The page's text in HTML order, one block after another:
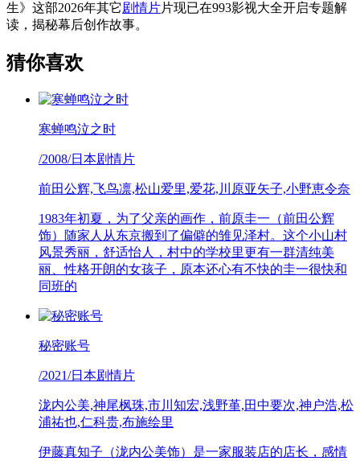
生》这部2026年其它剧情片片现已在993影视大全开启专题解
读，揭秘幕后创作故事。
猜你喜欢
寒蝉鸣泣之时
/2008/日本剧情片
前田公辉,飞鸟凛,松山爱里,爱花,川原亚矢子,小野恵令奈
1983年初夏，为了父亲的画作，前原圭一（前田公辉
饰）随家人从东京搬到了偏僻的雏见泽村。这个小山村
风景秀丽，舒适怡人，村中的学校里更有一群清纯美
丽、性格开朗的女孩子，原本还心有不快的圭一很快和
同班的
秘密账号
/2021/日本剧情片
泷内公美,神尾枫珠,市川知宏,浅野堇,田中要次,神户浩,松
浦祐也,仁科贵,布施绘里
伊藤真知子（泷内公美饰）是一家服装店的店长，感情